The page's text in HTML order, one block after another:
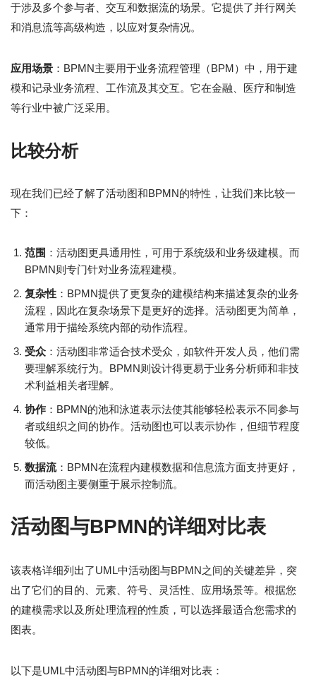
于涉及多个参与者、交互和数据流的场景。它提供了并行网关
和消息流等高级构造，以应对复杂情况。
应用场景 ：BPMN主要用于业务流程管理（BPM）中，用于建
模和记录业务流程、工作流及其交互。它在金融、医疗和制造
等行业中被广泛采用。
比较分析
现在我们已经了解了活动图和BPMN的特性，让我们来比较一
下：
范围 ：活动图更具通用性，可用于系统级和业务级建模。而
BPMN则专门针对业务流程建模。
复杂性 ：BPMN提供了更复杂的建模结构来描述复杂的业务
流程，因此在复杂场景下是更好的选择。活动图更为简单，
通常用于描绘系统内部的动作流程。
受众 ：活动图非常适合技术受众，如软件开发人员，他们需
要理解系统行为。BPMN则设计得更易于业务分析师和非技
术利益相关者理解。
协作 ：BPMN的池和泳道表示法使其能够轻松表示不同参与
者或组织之间的协作。活动图也可以表示协作，但细节程度
较低。
数据流：BPMN在流程内建模数据和信息流方面支持更好，
而活动图主要侧重于展示控制流。
活动图与BPMN的详细对比表
该表格详细列出了UML中活动图与BPMN之间的关键差异，突
出了它们的目的、元素、符号、灵活性、应用场景等。根据您
的建模需求以及所处理流程的性质，可以选择最适合您需求的
图表。
以下是UML中活动图与BPMN的详细对比表：